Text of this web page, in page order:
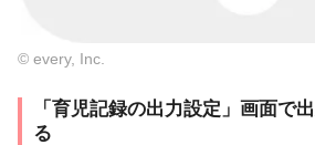
© every, Inc.
「育児記録の出力設定」画面で
る